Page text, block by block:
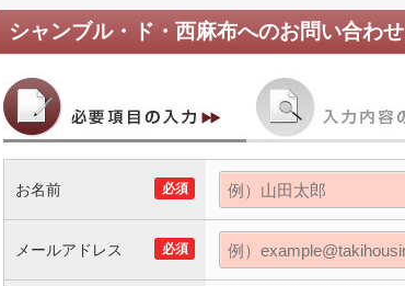
シャンブル・ド・西麻布へのお問い合わせ
必須
お名前
必須
メールアドレス